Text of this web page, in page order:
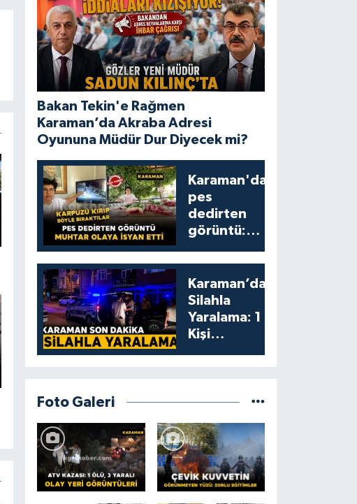
Bakan Tekin'e Rağmen
Karaman’da Akraba Adresi
Oyununa Müdür Dur Diyecek mi?
Karaman'da
pes
dedirten
görüntü:
yumruklayıp
yediler,
artıklarını
kamelyada
bıraktılar
Karaman’da
Silahla
Yaralama: 1
Kişi
Foto Galeri